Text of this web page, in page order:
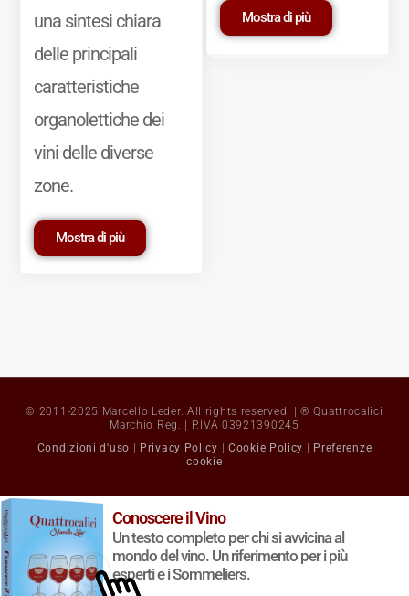
una sintesi chiara
delle principali
caratteristiche
organolettiche dei
vini delle diverse
zone.
Mostra di più
Mostra di più
© 2011-2025 Marcello Leder. All rights reserved. | ® Quattrocalici
Marchio Reg. | P.IVA 03921390245
Condizioni d'uso
Privacy Policy Cookie Policy
Preferenze
cookie
Conoscere il Vino
Un testo completo per chi si avvicina al
mondo del vino. Un riferimento per i più
esperti e i Sommeliers.